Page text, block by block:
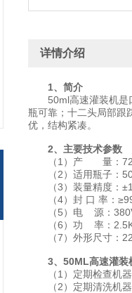
详情介绍
1、简介
50ml高速灌装机是口
瓶可靠；十二头局部跟
优，结构紧凑。
2、主要技术参数
（1）产 量：
（2）适用瓶子：
（3）装量精度：
（4）封 口 率：
（5）电 源：
（6）功 率：
（7）外形尺寸：
3、50ML高速灌装
（1）定期检查机器
（2）定期清洗机器